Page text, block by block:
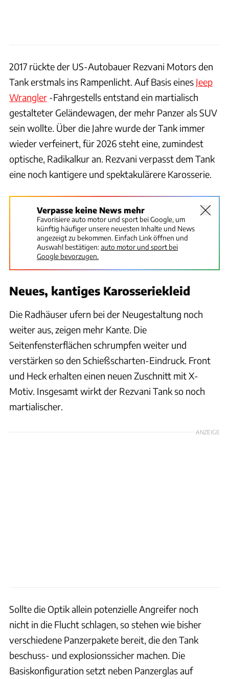
2017 rückte der US-Autobauer Rezvani Motors den
Tank erstmals ins Rampenlicht. Auf Basis eines Jeep
Wrangler -Fahrgestells entstand ein martialisch
gestalteter Geländewagen, der mehr Panzer als SUV
sein wollte. Über die Jahre wurde der Tank immer
wieder verfeinert, für 2026 steht eine, zumindest
optische, Radikalkur an. Rezvani verpasst dem Tank
eine noch kantigere und spektakulärere Karosserie.
Verpasse keine News mehr
Favorisiere auto motor und sport bei Google, um
künftig häufiger unsere neuesten Inhalte und News
angezeigt zu bekommen. Einfach Link öffnen und
Auswahl bestätigen:auto motor und sport bei
Google bevorzugen.
Neues, kantiges Karosseriekleid
Die Radhäuser ufern bei der Neugestaltung noch
weiter aus, zeigen mehr Kante. Die
Seitenfensterflächen schrumpfen weiter und
verstärken so den Schießscharten-Eindruck. Front
und Heck erhalten einen neuen Zuschnitt mit X-
Motiv. Insgesamt wirkt der Rezvani Tank so noch
martialischer.
ANZEIGE
Sollte die Optik allein potenzielle Angreifer noch
nicht in die Flucht schlagen, so stehen wie bisher
verschiedene Panzerpakete bereit, die den Tank
beschuss- und explosionssicher machen. Die
Basiskonfiguration setzt neben Panzerglas auf